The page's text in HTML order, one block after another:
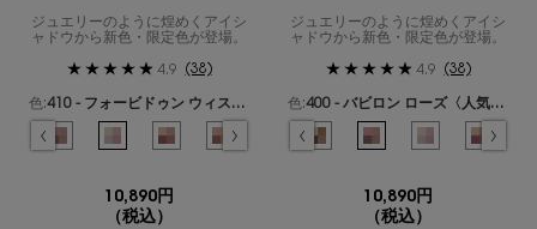
ジュエリーのように煌めくアイシ
ャドウから新色・限定色が登場。
4.9 (38)
色:
410 - フォービドゥン ウィスパー
色を選択してください
{1} の場合
ラー クチュール ミニ クラッチ、1/19
リーム のカラー クチュール ミニ クラッチ、2/19
バ スパイシーズ のカラー クチュール ミニ クラッチ、3/19
選択済み
310 - エキゾチック ミラージュ のカラー クチュール ミニ クラッチ、4/19
選択済み
400 - バビロン ローズ〈人気No.1〉 のカラー クチュール ミニ クラッチ
選択済み
410 - フォービドゥン ウィスパー のカラー クチュール ミニ クラ
選択済み
500 - メディナ グロウ のカラー クチュール ミニ クラッ
選択済み
600 - スポンティーニ リリー のカラー クチュー
選択済み
700 - オーバー ノアール のカラー クチ
選択済み
710 - オーバー ブラン のカラ
720 - キャプティベイ
選択済み
730 - サンラ
選択済
740 -
10,890円
（税込）
ジュエリーのように煌めくアイシ
ャドウから新色・限定色が登場。
4.9 (38)
色:
400 - バビロン ローズ〈人気No.1〉
色を選択してください
{1} の場合
選択済み
100 - ストラ ドールズ のカラー クチュール ミニ クラッチ
選択済み
200 - ギリーズ ドリーム のカラー クチュール ミ
選択済み
300 - カスバ スパイシーズ のカラー ク
選択済み
310 - エキゾチック ミラージュ
選択済み
400 - バビロン ローズ〈
選択済み
410 - フォービ
選択済み
500 - メ
10,890円
（税込）